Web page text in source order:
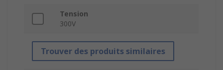
Tension
300V
Trouver des produits similaires